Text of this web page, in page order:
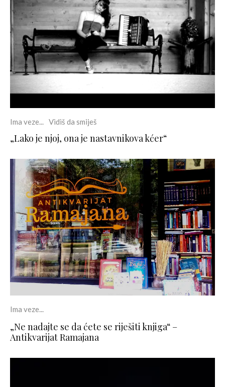
Ima veze... Vidiš da smiješ
„Lako je njoj, ona je nastavnikova kćer“
Ima veze...
„Ne nadajte se da ćete se riješiti knjiga“ –
Antikvarijat Ramajana